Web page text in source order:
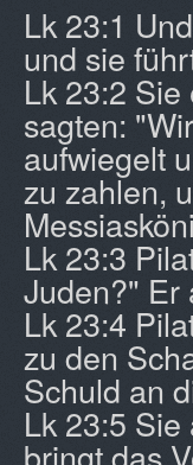
Lk 23:1
und sie
Lk 23:2
sagten:
aufwiegelt
zu zahlen,
Lk 23:3
Juden?" Er
Lk 23:4
zu den
Schuld an
Lk 23:5